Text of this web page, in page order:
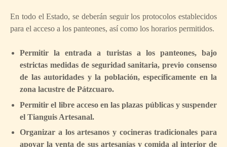
En todo el Estado, se deberán seguir los protocolos establecidos
para el acceso a los panteones, así como los horarios permitidos.
Permitir la entrada a turistas a los panteones, bajo
estrictas medidas de seguridad sanitaria, previo consenso
de las autoridades y la población, específicamente en la
zona lacustre de Pátzcuaro.
Permitir el libre acceso en las plazas públicas y suspender
el Tianguis Artesanal.
Organizar a los artesanos y cocineras tradicionales para
apoyar la venta de sus artesanías y comida al interior de